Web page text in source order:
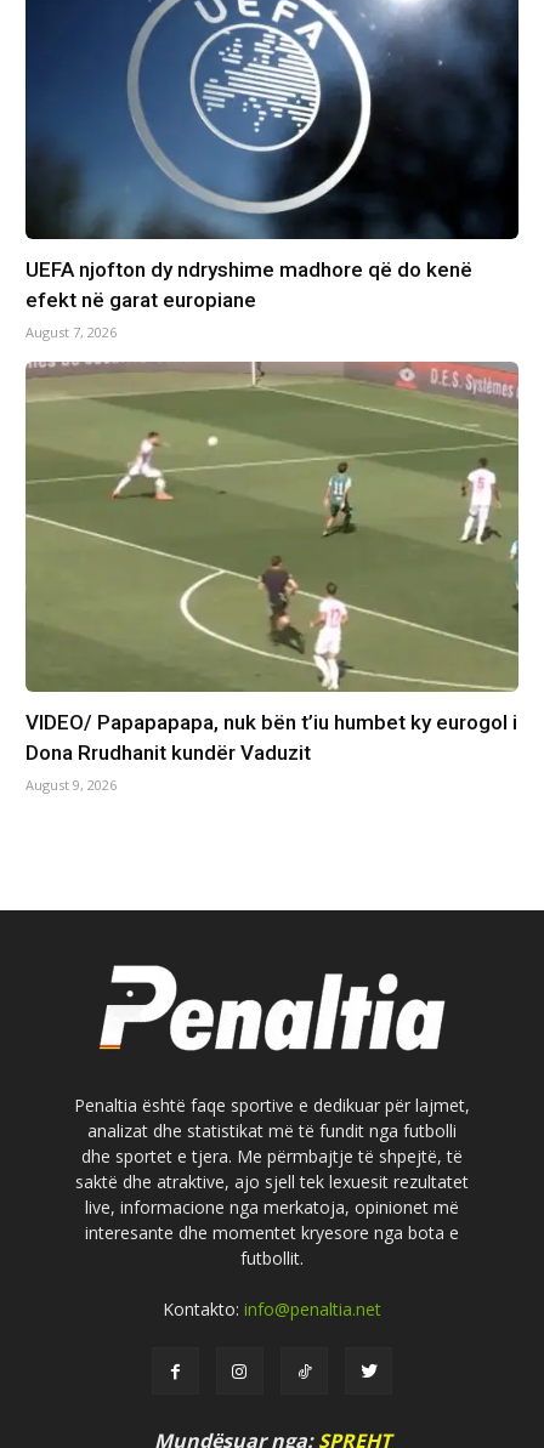
UEFA njofton dy ndryshime madhore që do kenë
efekt në garat europiane
August 7, 2026
VIDEO/ Papapapapa, nuk bën t’iu humbet ky eurogol i
Dona Rrudhanit kundër Vaduzit​
August 9, 2026
Penaltia është faqe sportive e dedikuar për lajmet,
analizat dhe statistikat më të fundit nga futbolli
dhe sportet e tjera. Me përmbajtje të shpejtë, të
saktë dhe atraktive, ajo sjell tek lexuesit rezultatet
live, informacione nga merkatoja, opinionet më
interesante dhe momentet kryesore nga bota e
futbollit.
Kontakto: info@penaltia.net
Mundësuar nga:SPREHT